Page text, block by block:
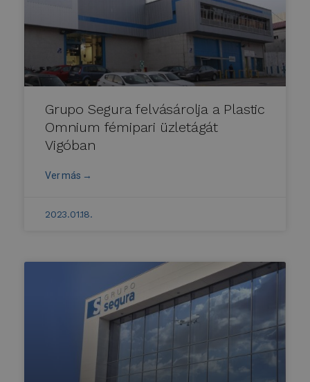
Grupo Segura felvásárolja a Plastic
Omnium fémipari üzletágát
Vigóban
Ver más →
2023.01.18.